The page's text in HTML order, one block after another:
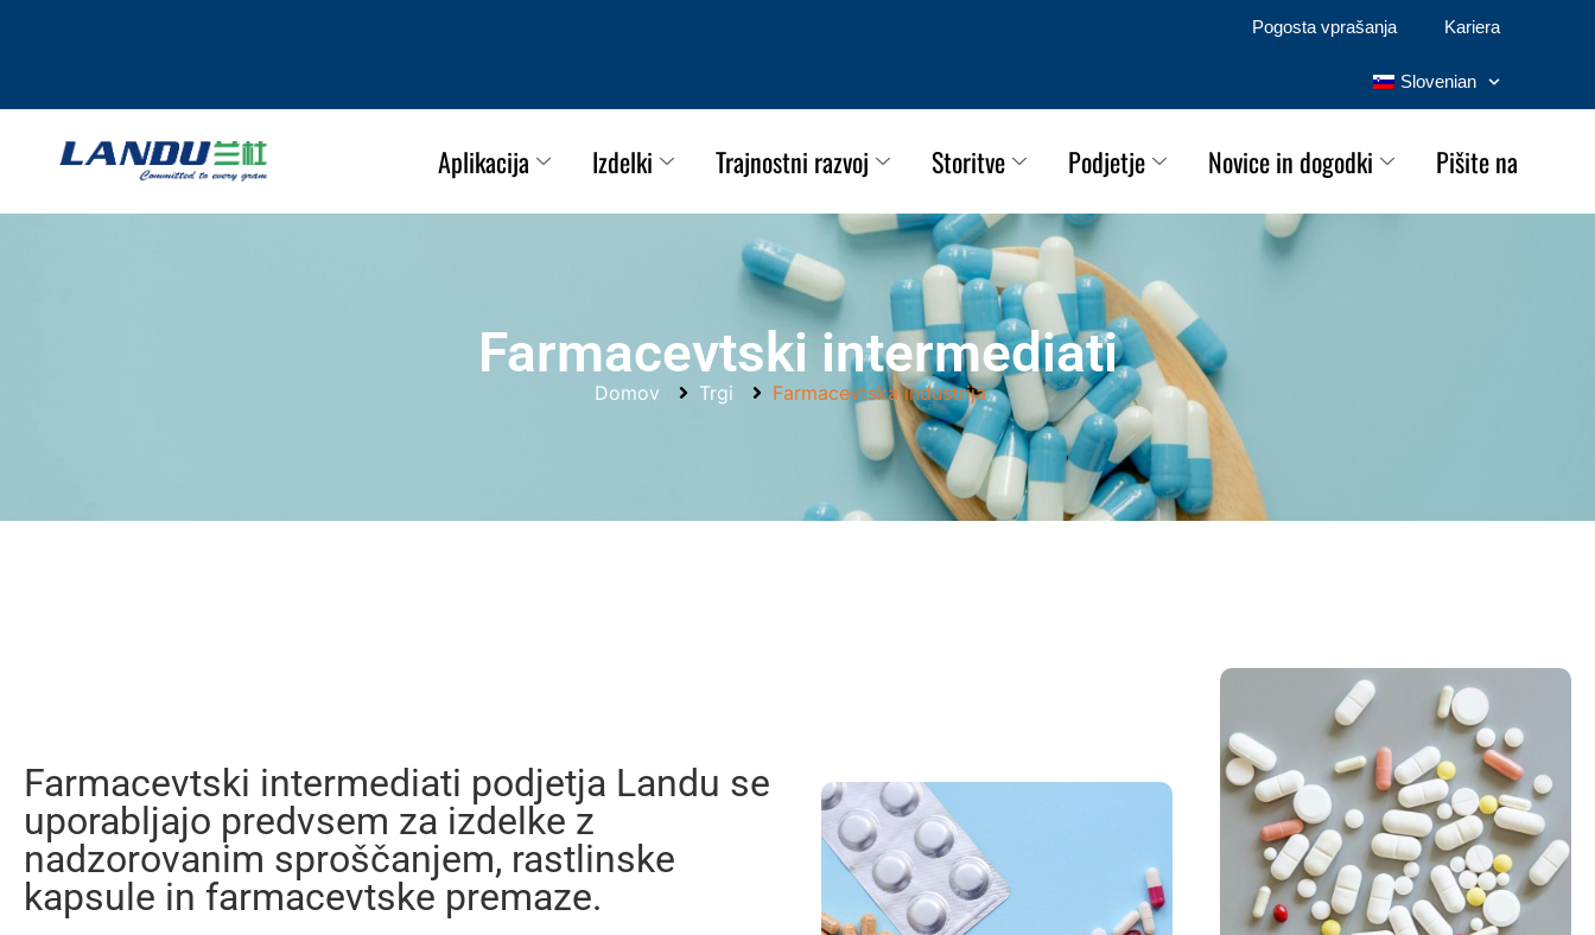
Pogosta vprašanja Kariera
Slovenian
Aplikacija Izdelki Trajnostni razvoj Storitve Podjetje Novice in dogodki Pišite na
Farmacevtski intermediati
Domov Trgi Farmacevtska industrija
Farmacevtski intermediati podjetja Landu se
uporabljajo predvsem za izdelke z
nadzorovanim sproščanjem, rastlinske
kapsule in farmacevtske premaze.